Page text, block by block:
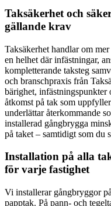
Taksäkerhet och
gällande krav
Taksäkerhet handlar om
en helhet där infästningar,
kompletterande taksteg
och branschpraxis från
bärighet, infästningspunkter
åtkomst på tak som
underlättar återkommande
installerad gångbrygga
på taket – samtidigt som du
Installation på alla
för varje fastighet
Vi installerar gångbryggor
papptak. På pann- och